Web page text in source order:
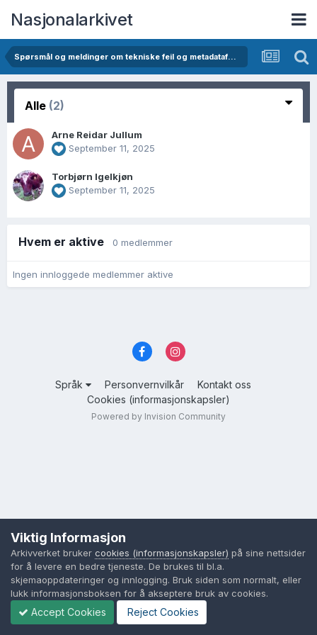
Nasjonalarkivet
Spørsmål og meldinger om tekniske feil og metadatafeil i Digitalarkivet
Alle (2)
Arne Reidar Jullum
September 11, 2025
Torbjørn Igelkjøn
September 11, 2025
Hvem er aktive 0 medlemmer
Ingen innloggede medlemmer aktive
Språk Personvernvilkår
Kontakt oss
Cookies (informasjonskapsler)
Powered by Invision Community
Viktig Informasjon
Arkivverket bruker cookies (informasjonskapsler) på sine nettsider
for å levere en bedre tjeneste. De brukes til bl.a.
skjemaoppdateringer og innlogging. Bruk siden som normalt, eller
lukk informasjonsboksen for å akseptere bruk av cookies.
Accept Cookies Reject Cookies